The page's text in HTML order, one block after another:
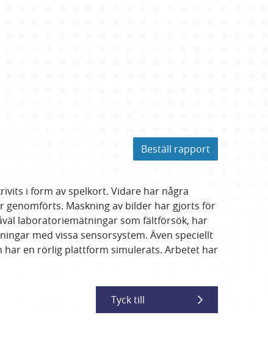
Beställ rapport
i form av spelkort. Vidare har några
genomförts. Maskning av bilder har gjorts för
laboratoriemätningar som fältförsök, har
med vissa sensorsystem. Även speciellt
har en rörlig plattform simulerats. Arbetet har
Tyck till